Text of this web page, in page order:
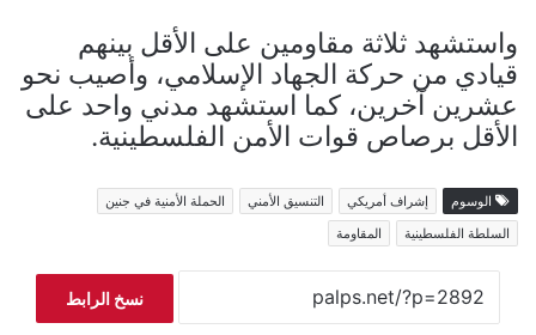
واستشهد ثلاثة مقاومين على الأقل بينهم
قيادي من حركة الجهاد الإسلامي، وأصيب نحو
عشرين آخرين، كما استشهد مدني واحد على
الأقل برصاص قوات الأمن الفلسطينية.
الوسوم إشراف أمريكي التنسيق الأمني
الحملة الأمنية في جنين
السلطة الفلسطينية
المقاومة
نسخ الرابط